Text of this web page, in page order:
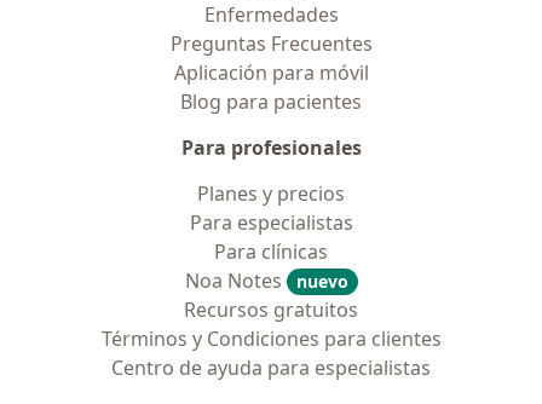
Enfermedades
Preguntas Frecuentes
Aplicación para móvil
Blog para pacientes
Para profesionales
Planes y precios
Para especialistas
Para clínicas
Noa Notes
nuevo
Recursos gratuitos
Términos y Condiciones para clientes
Centro de ayuda para especialistas